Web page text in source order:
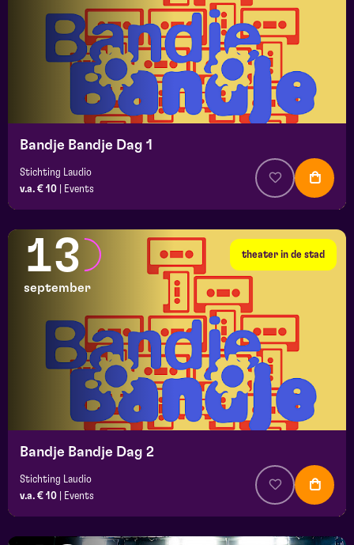
Bandje Bandje Dag 1
Stichting Laudio
v.a. € 10
Events
theater in de stad
13
september
Bandje Bandje Dag 2
Stichting Laudio
v.a. € 10
Events